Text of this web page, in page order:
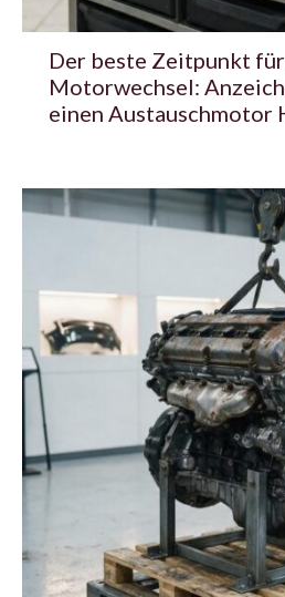
Der beste Zeitpunkt
Motorwechsel:
einen Austauschmotor